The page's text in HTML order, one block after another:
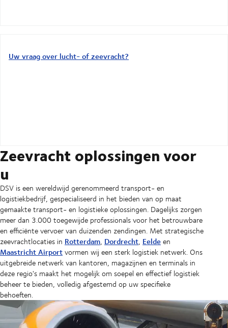
Uw vraag over lucht- of zeevracht?
Zeevracht oplossingen voor
u
DSV is een wereldwijd gerenommeerd transport- en
logistiekbedrijf, gespecialiseerd in het bieden van op maat
gemaakte transport- en logistieke oplossingen. Dagelijks zorgen
meer dan 3.000 toegewijde professionals voor het betrouwbare
en efficiënte vervoer van duizenden zendingen. Met strategische
zeevrachtlocaties in Rotterdam, Dordrecht, Eeldeen
Maastricht Airportvormen wij een sterk logistiek netwerk. Ons
uitgebreide netwerk van kantoren, magazijnen en terminals in
deze regio's maakt het mogelijk om soepel en effectief logistiek
beheer te bieden, volledig afgestemd op uw specifieke
behoeften.